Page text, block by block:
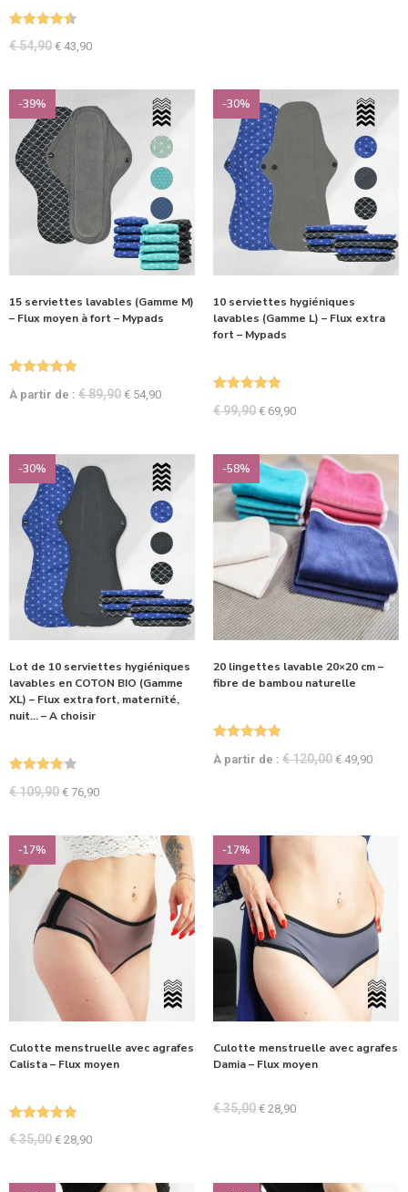
Note 4.60
€54,90 € 43,90
-39%
15 serviettes lavables (Gamme M)
– Flux moyen à fort – Mypads
sur 5
À partir de : €89,90 € 54,90
-30%
10 serviettes hygiéniques
lavables (Gamme L) – Flux extra
fort – Mypads
€99,90 € 69,90
-30%
Lot de 10 serviettes hygiéniques
lavables en COTON BIO (Gamme
XL) – Flux extra fort, maternité,
nuit… – A choisir
€109,90 € 76,90
-58%
20 lingettes lavable 20×20 cm –
fibre de bambou naturelle
sur 5
À partir de : €120,00 € 49,90
-17%
Culotte menstruelle avec agrafes
Calista – Flux moyen
€35,00 € 28,90
-17%
Culotte menstruelle avec agrafes
Damia – Flux moyen
€35,00 € 28,90